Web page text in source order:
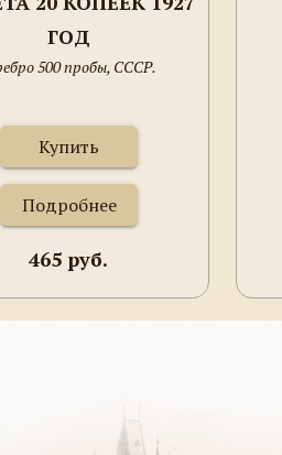
ГОД
500 пробы, СССР.
Купить
Подробнее
465 руб.